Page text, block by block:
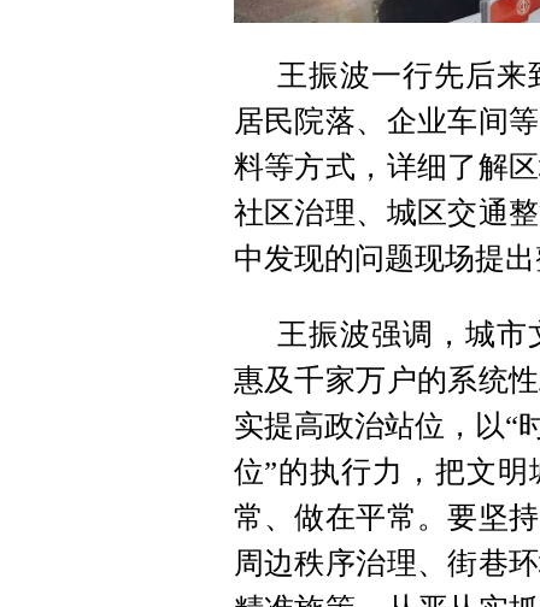
王振波一行先后
居民院落、企业车间
料等方式，详细了解
社区治理、城区交通
中发现的问题现场提
王振波强调，城
惠及千家万户的系统
实提高政治站位，以“
位”的执行力 ，把文明
常、做在平常。要坚
周边秩序治理、街巷